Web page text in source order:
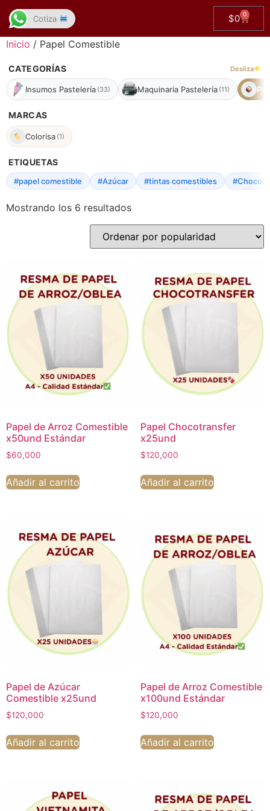
$0 0
Inicio / Papel Comestible
CATEGORÍAS Desliza
Insumos Pastelería (33) Maquinaria Pastelería (11)
MARCAS
Colorisa (1)
ETIQUETAS
#papel comestible #Azúcar #tintas comestibles
Mostrando los 6 resultados
Papel de Arroz Comestible
x50und Estándar
$60,000
Añadir al carrito
Papel Chocotransfer
x25und
$120,000
Añadir al carrito
Papel de Azúcar
Comestible x25und
$120,000
Añadir al carrito
Papel de Arroz Comestible
x100und Estándar
$120,000
Añadir al carrito
Cotiza